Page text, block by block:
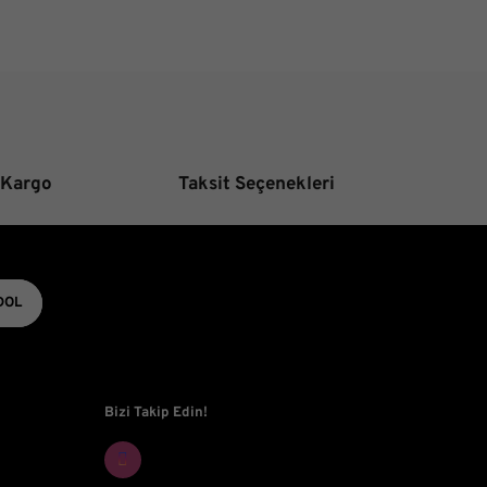
Taksit Seçenekleri
Bizi Takip Edin!